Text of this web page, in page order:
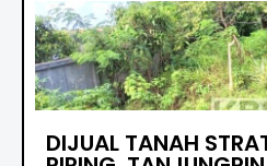
DIJUAL TANAH